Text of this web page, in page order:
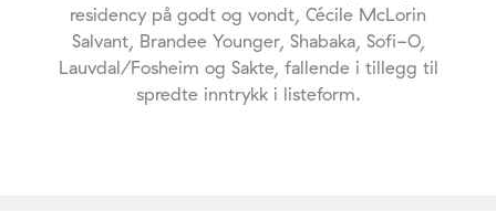
residency på godt og vondt, Cécile McLorin
Salvant, Brandee Younger, Shabaka, Sofi-O,
Lauvdal/Fosheim og Sakte, fallende i tillegg til
spredte inntrykk i listeform.